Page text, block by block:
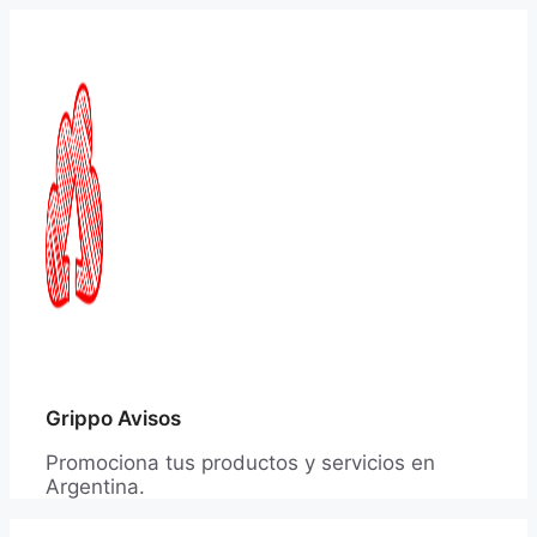
Grippo Avisos
Promociona tus productos y servicios en
Argentina.